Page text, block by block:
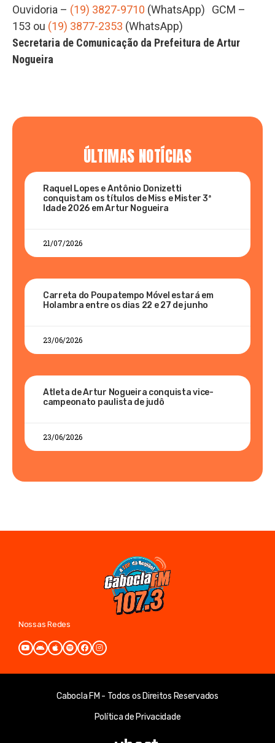
Ouvidoria – (19) 3827-9710 (WhatsApp) GCM –
153 ou (19) 3877-2353 (WhatsApp)
Secretaria de Comunicação da Prefeitura de Artur
Nogueira
ÚLTIMAS NOTÍCIAS
Raquel Lopes e Antônio Donizetti
conquistam os títulos de Miss e Mister 3ª
Idade 2026 em Artur Nogueira
21/07/2026
Carreta do Poupatempo Móvel estará em
Holambra entre os dias 22 e 27 de junho
23/06/2026
Atleta de Artur Nogueira conquista vice-
campeonato paulista de judô
23/06/2026
Nossas Redes
Cabocla FM - Todos os Direitos Reservados
Política de Privacidade